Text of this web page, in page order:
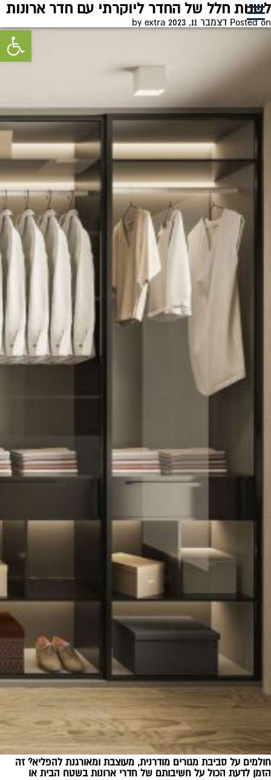
פתח
חודש:דצמבר 2023
לשנות חלל של החדר ליוקרתי עם חדר ארונות
Posted on דצמבר 11, 2023 extra
חולמים על סביבת מגורים מודרנית, מעוצבת ומאורגנת להפליא? זה
הזמן לדעת הכול על חשיבותם של חדרי ארונות בשטח הבית או